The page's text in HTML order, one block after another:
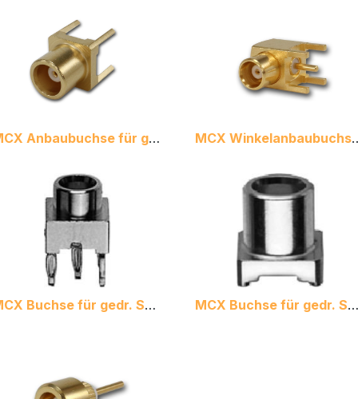
MCX Anbaubuchse für gedr. Schaltungen MCX
MCX Buchse für gedr. Schaltungen in Einpresstechnik MCX Buchse für gedr. Schaltungen in SMT